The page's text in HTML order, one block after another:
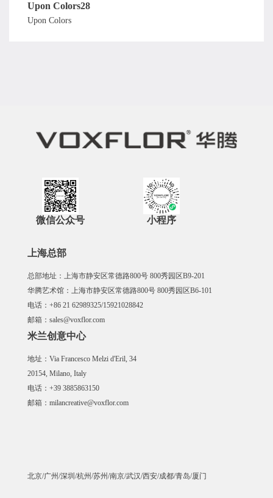
Upon Colors28
Upon Colors
微信公众号 小程序
上海总部
总部地址：上海市静安区常德路800号 800秀园区B9-201
华腾艺术馆：上海市静安区常德路800号 800秀园区B6-101
电话：+86 21 62989325/15921028842
邮箱：sales@voxflor.com
米兰创意中心
地址：Via Francesco Melzi d'Eril, 34
20154, Milano, Italy
电话：+39 3885863150
邮箱：milancreative@voxflor.com
北京/广州/深圳/杭州/苏州/南京/武汉/西安/成都/青岛/厦门